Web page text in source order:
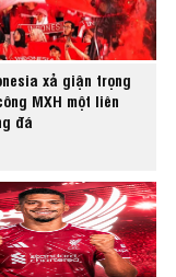
xả giận trọng
MXH một liên
đá